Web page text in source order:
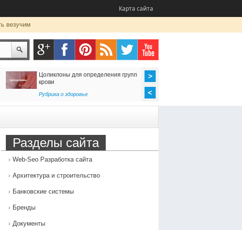
Карта сайта
везучим
Цоликлоны для определения групп
крови
Рубрика о здоровье
Разделы сайта
Web-Seo Разработка сайта
Архитектура и строительство
Банковские системы
Бренды
Документы